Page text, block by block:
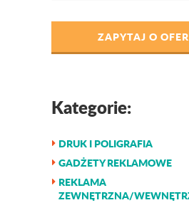
ZAPYTAJ O
Kategorie:
DRUK I POLIGRAFIA
GADŻETY REKLAMOWE
REKLAMA
ZEWNĘTRZNA/